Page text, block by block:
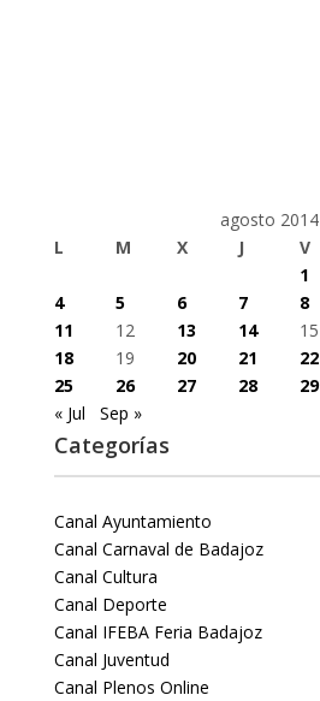
agosto 2014
L
M X J V
1
4
5 6 7 8
11
12 13 14 15
18
19 20 21 22
25
26 27 28 29
« Jul
Sep »
Categorías
Canal Ayuntamiento
Canal Carnaval de Badajoz
Canal Cultura
Canal Deporte
Canal IFEBA Feria Badajoz
Canal Juventud
Canal Plenos Online